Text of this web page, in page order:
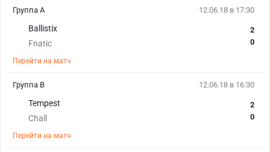
12.06.18 в 17:30
Ballistix
Fnatic
2
0
Перейти на матч
Группа A
12.06.18 в 16:30
Tempest
Chall
2
0
Перейти на матч
Группа B